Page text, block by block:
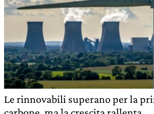
Le rinnovabili superano per la